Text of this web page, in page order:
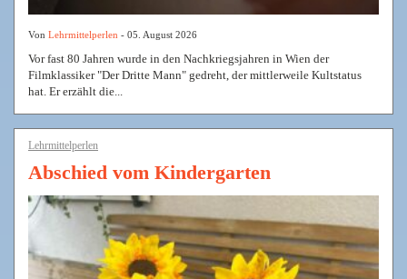
Von Lehrmittelperlen - 05. August 2026
Vor fast 80 Jahren wurde in den Nachkriegsjahren in Wien der
Filmklassiker "Der Dritte Mann" gedreht, der mittlerweile Kultstatus
hat. Er erzählt die...
Lehrmittelperlen
Abschied vom Kindergarten